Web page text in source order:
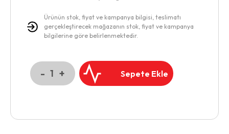
Ürünün stok, fiyat ve kampanya bilgisi, teslimatı
gerçekleştirecek mağazanın stok, fiyat ve kampanya
bilgilerine göre belirlenmektedir.
- 1 + Sepete Ekle